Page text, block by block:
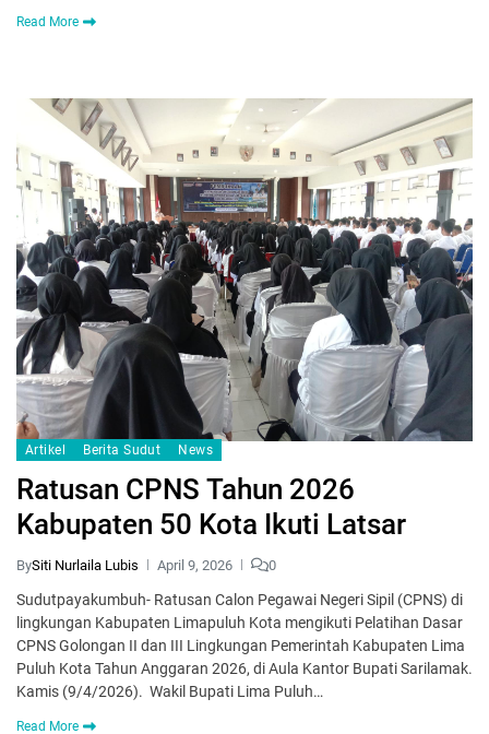
Read More
Artikel Berita Sudut News
Ratusan CPNS Tahun 2026
Kabupaten 50 Kota Ikuti Latsar
BySiti Nurlaila Lubis April 9, 2026 0
Sudutpayakumbuh- Ratusan Calon Pegawai Negeri Sipil (CPNS) di
lingkungan Kabupaten Limapuluh Kota mengikuti Pelatihan Dasar
CPNS Golongan II dan III Lingkungan Pemerintah Kabupaten Lima
Puluh Kota Tahun Anggaran 2026, di Aula Kantor Bupati Sarilamak.
Kamis (9/4/2026). Wakil Bupati Lima Puluh…
Read More